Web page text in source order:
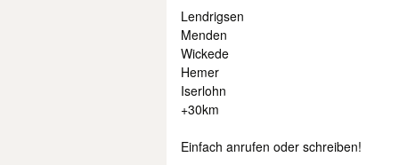
Lendrigsen
Menden
Wickede
Hemer
Iserlohn
+30km
Einfach anrufen oder schreiben!